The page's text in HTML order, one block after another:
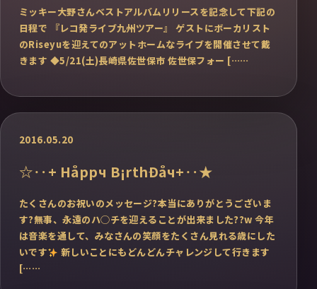
ミッキー大野さんベストアルバムリリースを記念して下記の
日程で 『レコ発ライブ九州ツアー』 ゲストにボーカリスト
のRiseyuを迎えてのアットホームなライブを開催させて戴
きます ◆5/21(土)長崎県佐世保市 佐世保フォー [……
2016.05.20
☆‥+ Нåррч B¡rthÐåч+‥★
たくさんのお祝いのメッセージ?本当にありがとうございま
す?無事、永遠のハ◯チを迎えることが出来ました??w 今年
は音楽を通して、みなさんの笑顔をたくさん見れる歳にした
いです
新しいことにもどんどんチャレンジして行きます
[……